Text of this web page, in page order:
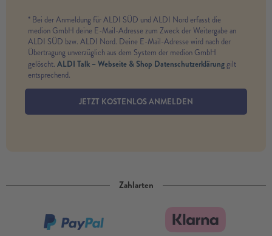
* Bei der Anmeldung für ALDI SÜD und ALDI Nord erfasst die
medion GmbH deine E-Mail-Adresse zum Zweck der Weitergabe an
ALDI SÜD bzw. ALDI Nord. Deine E-Mail-Adresse wird nach der
Übertragung unverzüglich aus dem System der medion GmbH
gelöscht. ALDI Talk – Webseite & Shop Datenschutzerklärunggilt
entsprechend.
JETZT KOSTENLOS ANMELDEN
Zahlarten